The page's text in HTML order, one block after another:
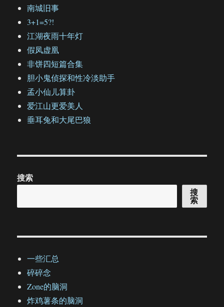
南城旧事
3+1=5?!
江湖夜雨十年灯
假凤虚凰
非饼四短篇合集
胆小鬼侦探和性冷淡助手
孟小仙儿算卦
爱江山更爱美人
垂耳兔和大尾巴狼
搜索
搜
索
一些汇总
碎碎念
Zone的脑洞
炸鸡薯条的脑洞